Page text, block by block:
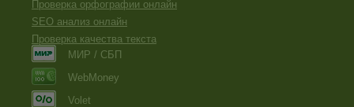
Проверка орфографии онлайн
SEO анализ онлайн
Проверка качества текста
МИР / СБП
WebMoney
Volet